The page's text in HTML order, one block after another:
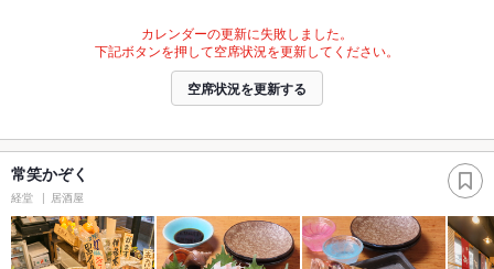
カレンダーの更新に失敗しました。
下記ボタンを押して空席状況を更新してください。
空席状況を更新する
常笑かぞく
経堂 居酒屋